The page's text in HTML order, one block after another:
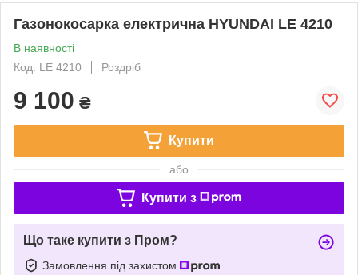
Газонокосарка електрична HYUNDAI LE 4210
В наявності
Код: LE 4210
Роздріб
9 100 ₴
Купити
або
Купити з
Що таке купити з Пром?
Замовлення під захистом